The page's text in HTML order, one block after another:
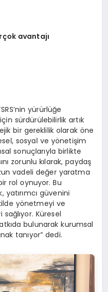
avantajı
yürürlüğe
sürdürülebilirlik artık
bir gereklilik olarak öne
sosyal ve yönetişim
sonuçlarıyla birlikte
zorunlu kılarak, paydaş
vadeli değer yaratma
rol oynuyor. Bu
güvenini
yönetmeyi ve
Küresel
bulunarak kurumsal
tanıyor” dedi.